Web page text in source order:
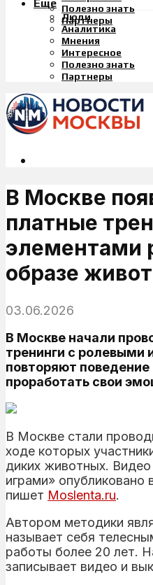
Полезно знать
Партнеры
Еще
Люди
Аналитика
Мнения
Интересное
Полезно знать
Партнеры
В Москве
платные
элементами
образе
03.06.2026
В Москве начали
тренинги с ролевыми
повторяют
проработать свои
В Москве стали
ходе которых
диких животных.
играми» опубликовано
пишет Moslenta.ru.
Автором методики
называет себя
работы более 20 лет.
записывает видео и